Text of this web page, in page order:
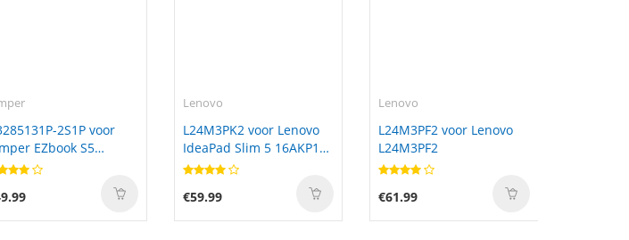
2S1P voor
EZbook S5
2S
Lenovo
L24M3PK2 voor Lenovo
IdeaPad Slim 5 16AKP10
14IAH10 14IRH10
€59.99
Lenovo
L24M3PF2 voor Lenovo
L24M3PF2
€61.99